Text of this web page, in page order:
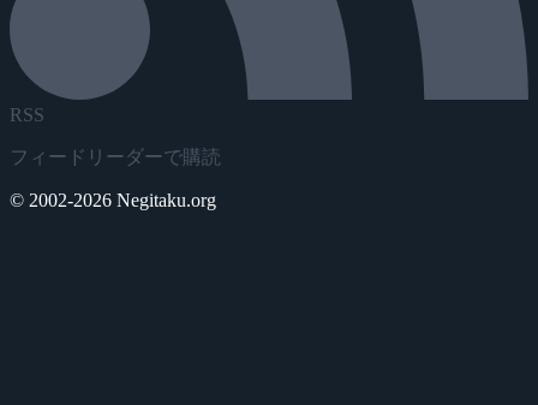
RSS
フィードリーダーで購読
© 2002-2026 Negitaku.org